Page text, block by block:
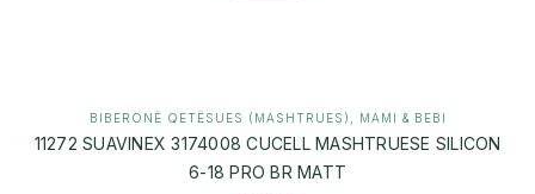
BIBERONË QETËSUES (MASHTRUES) MAMI & BEBI
11272 SUAVINEX 3174008 CUCELL MASHTRUESE SILICON
6-18 PRO BR MATT